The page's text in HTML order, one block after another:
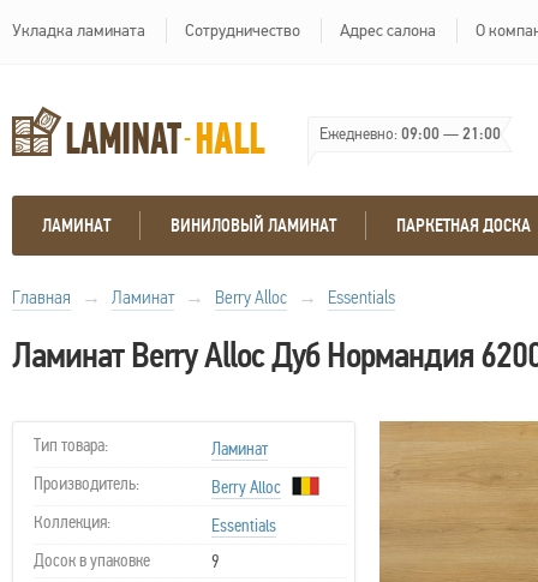
Укладка ламината Сотрудничество Адрес салона О
Ежедневно:09:00—21:00
ЛАМИНАТ ВИНИЛОВЫЙ ЛАМИНАТ ПАРКЕТНАЯ ДОСКА
Главная → Ламинат → Berry Alloc → Essentials
Ламинат Berry Alloc Дуб Нормандия
Тип товара:
Ламинат
Производитель:
Berry Alloc
Коллекция:
Essentials
Досок в упаковке
9